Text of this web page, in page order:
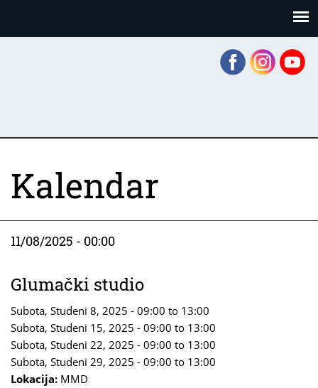
Kalendar
11/08/2025 - 00:00
Glumački studio
Subota, Studeni 8, 2025 - 09:00 to 13:00
Subota, Studeni 15, 2025 - 09:00 to 13:00
Subota, Studeni 22, 2025 - 09:00 to 13:00
Subota, Studeni 29, 2025 - 09:00 to 13:00
Lokacija: MMD